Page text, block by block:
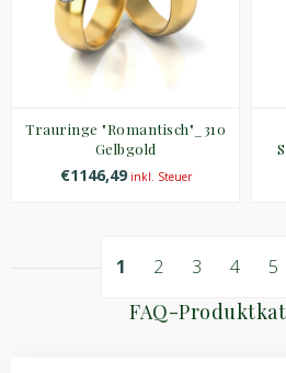
Trauringe "Romantisch"_310
Gelbgold
€1146,49inkl. Steuer
1 2 3 4 5
FAQ-